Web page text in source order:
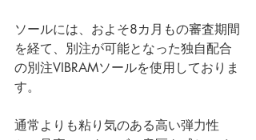
ソールには、およそ8カ月もの審査期間
を経て、別注が可能となった独自配合
の別注VIBRAMソールを使用しておりま
す。
通常よりも粘り気のある高い弾力性